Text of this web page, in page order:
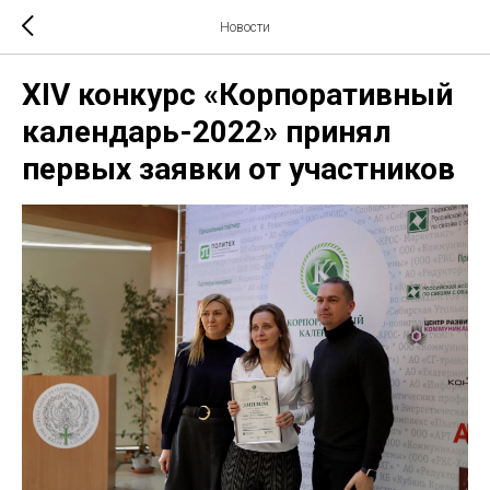
Новости
XIV конкурс «Корпоративный
календарь-2022» принял
первых заявки от участников